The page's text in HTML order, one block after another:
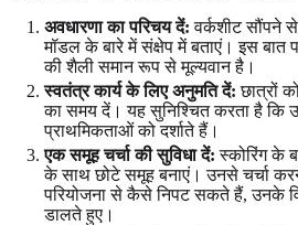
अवधारणा का परिचय दें: वर्कशीट सौंपने
मॉडल के बारे में संक्षेप में बताएं। इस बात
की शैली समान रूप से मूल्यवान है।
स्वतंत्र कार्य के लिए अनुमति दें: छात्रों
का समय दें। यह सुनिश्चित करता है कि
प्राथमिकताओं को दर्शाते हैं।
एक समूह चर्चा की सुविधा दें: स्कोरिंग के
के साथ छोटे समूह बनाएं। उनसे चर्चा
परियोजना से कैसे निपट सकते हैं, उनके
डालते हुए।